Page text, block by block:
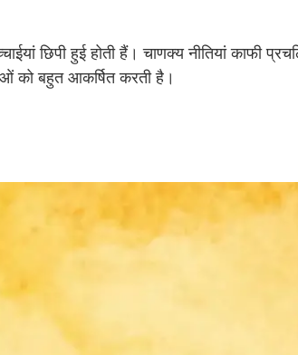
छिपी हुई होती हैं। चाणक्य नीतियां काफी
को बहुत आकर्षित करती है।